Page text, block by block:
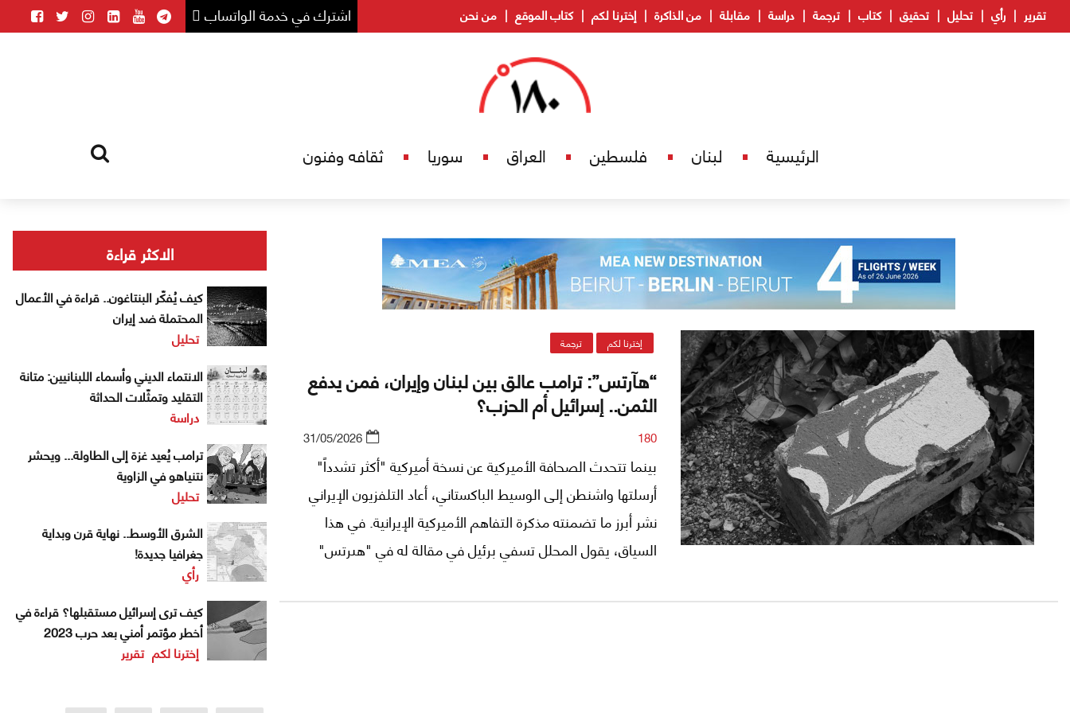
اشترك في خدمة الواتساب تقرير رأي تحليل تحقيق كتاب ترجمة دراسة مقابلة من الذاكرة إخترنا لكم كتاب الموقع من نحن
الرئيسية لبنان فلسطين العراق سوريا ثقافه وفنون
إخترنا لكم ترجمة
“هآرتس”: ترامب عالق بين لبنان وإيران، فمن يدفع
الثمن.. إسرائيل أم الحزب؟
180
31/05/2026
بينما تتحدث الصحافة الأميركية عن نسخة أميركية "أكثر تشدداً"
أرسلتها واشنطن إلى الوسيط الباكستاني، أعاد التلفزيون الإيراني
نشر أبرز ما تضمنته مذكرة التفاهم الأميركية الإيرانية. في هذا
السياق، يقول المحلل تسفي برئيل في مقالة له في "هىرتس"
المتحدة وإيران إلى الاتفاق على صيغة "مذكرة تفاهُم"، بانتظار
الاكثر قراءة
كيف يُفكّر البنتاغون.. قراءة في الأعمال
المحتملة ضد إيران
تحليل
الانتماء الديني وأسماء اللبنانيين: متانة
التقليد وتمثّلات الحداثة
دراسة
ترامب يُعيد غزة إلى الطاولة... ويحشر
نتنياهو في الزاوية
تحليل
الشرق الأوسط.. نهاية قرن وبداية
جغرافيا جديدة!
رأي
كيف ترى إسرائيل مستقبلها؟ قراءة في
أخطر مؤتمر أمني بعد حرب 2023
إخترنا لكم تقرير